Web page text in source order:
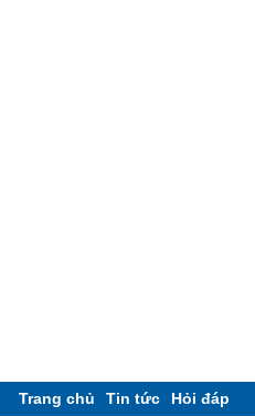
Trang chủ Tin tức
Hỏi đáp